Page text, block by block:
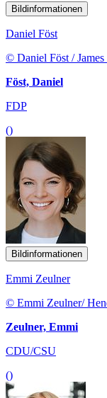
Bildinformationen
Daniel Föst
© Daniel Föst / James
Föst, Daniel
FDP
()
Bildinformationen
Emmi Zeulner
© Emmi Zeulner/
Zeulner, Emmi
CDU/CSU
()